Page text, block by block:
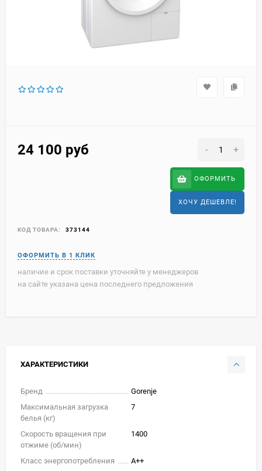
24 100 руб - +
ОФОРМИТЬ
ХОЧУ ДЕШЕВЛЕ!
КОД ТОВАРА: 373144
наличие и срок поставки уточняйте у менеджеров
на сайте указана цена последнего предложения
ХАРАКТЕРИСТИКИ
Бренд
Gorenje
Максимальная загрузка
белья (кг)
7
Скорость вращения при
отжиме (об/мин)
1400
Класс энергопотребления
A++